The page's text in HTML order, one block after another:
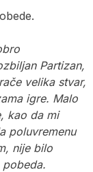
Partizan,
velika stvar,
igre. Malo
kao da mi
poluvremenu
nije bilo